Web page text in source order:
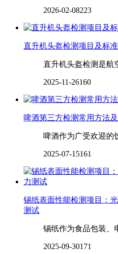
2026-02-08223
直升机头盔检测项目及标
直升机头盔检测是航
2025-11-26160
啤酒第三方检测常用方法
啤酒作为广受欢迎的
2025-07-15161
锡纸表面性能检测项目：
测试
锡纸作为食品包装、
2025-09-30171